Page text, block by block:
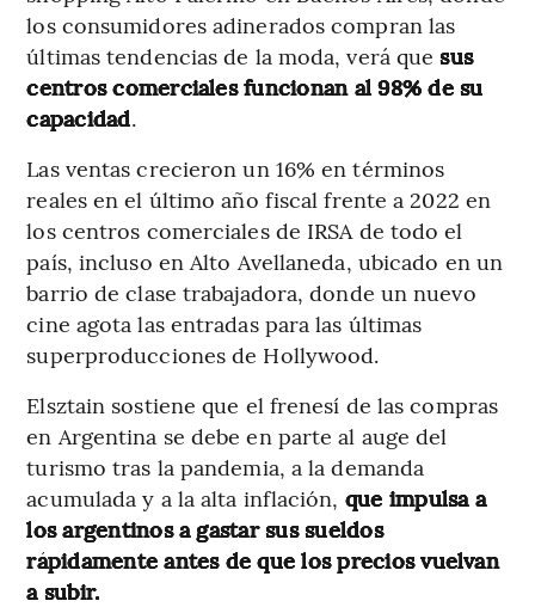
los consumidores adinerados compran las
últimas tendencias de la moda, verá quesus
centros comerciales funcionan al 98% de su
capacidad.
Las ventas crecieron un 16% en términos
reales en el último año fiscal frente a 2022 en
los centros comerciales de IRSA de todo el
país, incluso en Alto Avellaneda, ubicado en un
barrio de clase trabajadora, donde un nuevo
cine agota las entradas para las últimas
superproducciones de Hollywood.
Elsztain sostiene que el frenesí de las compras
en Argentina se debe en parte al auge del
turismo tras la pandemia, a la demanda
acumulada y a la alta inflación, que impulsa a
los argentinos a gastar sus sueldos
rápidamente antes de que los precios vuelvan
a subir.